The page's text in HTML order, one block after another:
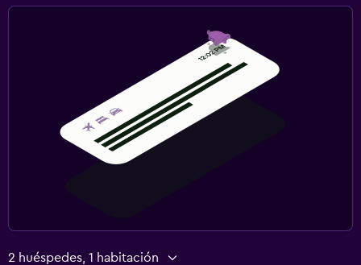
2 huéspedes, 1 habitación